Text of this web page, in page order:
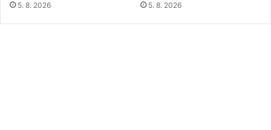
5. 8. 2026 5. 8. 2026